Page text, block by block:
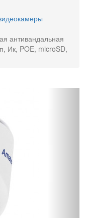
антивандальная
Ик, POE, microSD,